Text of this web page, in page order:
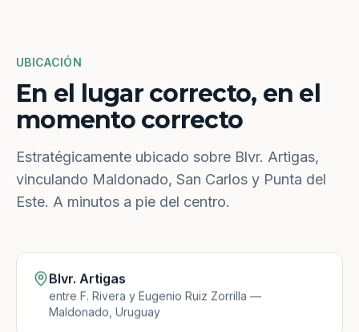
UBICACIÓN
En el lugar correcto, en el
momento correcto
Estratégicamente ubicado sobre Blvr. Artigas,
vinculando Maldonado, San Carlos y Punta del
Este. A minutos a pie del centro.
Blvr. Artigas
entre F. Rivera y Eugenio Ruiz Zorrilla —
Maldonado, Uruguay